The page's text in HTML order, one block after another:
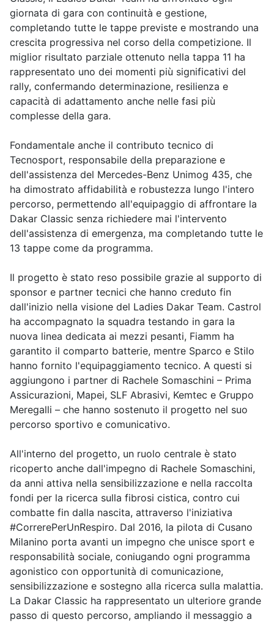
giornata di gara con continuità e gestione,
completando tutte le tappe previste e mostrando una
crescita progressiva nel corso della competizione. Il
miglior risultato parziale ottenuto nella tappa 11 ha
rappresentato uno dei momenti più significativi del
rally, confermando determinazione, resilienza e
capacità di adattamento anche nelle fasi più
complesse della gara.
Fondamentale anche il contributo tecnico di
Tecnosport, responsabile della preparazione e
dell'assistenza del Mercedes-Benz Unimog 435, che
ha dimostrato affidabilità e robustezza lungo l'intero
percorso, permettendo all'equipaggio di affrontare la
Dakar Classic senza richiedere mai l'intervento
dell'assistenza di emergenza, ma completando tutte le
13 tappe come da programma.
Il progetto è stato reso possibile grazie al supporto di
sponsor e partner tecnici che hanno creduto fin
dall'inizio nella visione del Ladies Dakar Team. Castrol
ha accompagnato la squadra testando in gara la
nuova linea dedicata ai mezzi pesanti, Fiamm ha
garantito il comparto batterie, mentre Sparco e Stilo
hanno fornito l'equipaggiamento tecnico. A questi si
aggiungono i partner di Rachele Somaschini – Prima
Assicurazioni, Mapei, SLF Abrasivi, Kemtec e Gruppo
Meregalli – che hanno sostenuto il progetto nel suo
percorso sportivo e comunicativo.
All'interno del progetto, un ruolo centrale è stato
ricoperto anche dall'impegno di Rachele Somaschini,
da anni attiva nella sensibilizzazione e nella raccolta
fondi per la ricerca sulla fibrosi cistica, contro cui
combatte fin dalla nascita, attraverso l'iniziativa
#CorrerePerUnRespiro. Dal 2016, la pilota di Cusano
Milanino porta avanti un impegno che unisce sport e
responsabilità sociale, coniugando ogni programma
agonistico con opportunità di comunicazione,
sensibilizzazione e sostegno alla ricerca sulla malattia.
La Dakar Classic ha rappresentato un ulteriore grande
passo di questo percorso, ampliando il messaggio a